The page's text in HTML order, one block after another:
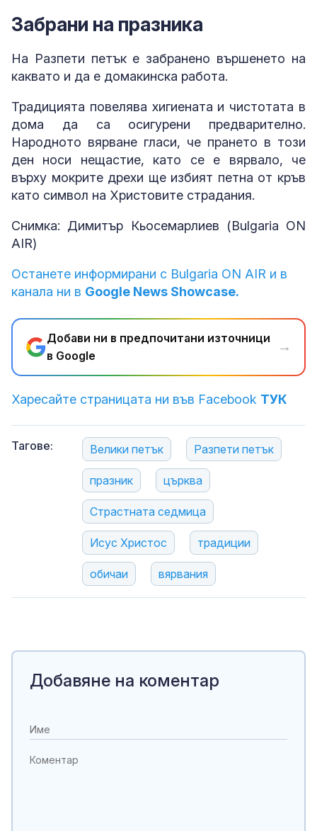
Забрани на празника
На Разпети петък е забранено вършенето на
каквато и да е домакинска работа.
Традицията повелява хигиената и чистотата в
дома да са осигурени предварително.
Народното вярване гласи, че прането в този
ден носи нещастие, като се е вярвало, че
върху мокрите дрехи ще избият петна от кръв
като символ на Христовите страдания.
Снимка: Димитър Кьосемарлиев (Bulgaria ON
AIR)
Останете информирани с Bulgaria ON AIR и в
канала ни в Google News Showcase.
Добави ни в предпочитани източници
в Google
→
Харесайте страницата ни във Facebook ТУК
Тагове: Велики петък Разпети петък
празник църква
Страстната седмица
Исус Христос традиции
обичаи вярвания
Добавяне на коментар